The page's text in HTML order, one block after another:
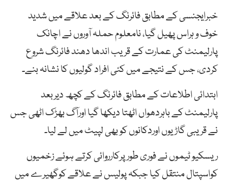
خبرایجنسی کے مطابق فائرنگ کے بعد علاقے میں شدید
خوف و ہراس پھیل گیا، نامعلوم حملہ آوروں نے اچانک
پارلیمنٹ کی عمارت کے قریب اندھا دھند فائرنگ شروع
کردی، جس کے نتیجے میں کئی افراد گولیوں کا نشانہ بنے۔
ابتدائی اطلاعات کے مطابق فائرنگ کے کچھ دیربعد
پارلیمنٹ کے باہردھواں اٹھتا دیکھا گیا اورآگ بھڑک اٹھی جس
نے قریبی گاڑیوں اوردکانوں کو بھی لپیٹ میں لے لیا۔
ریسکیو ٹیموں نے فوری طورپرکارروائی کرتے ہوئے زخمیوں
کواسپتال منتقل کیا جبکہ پولیس نے علاقے کوگھیرے میں